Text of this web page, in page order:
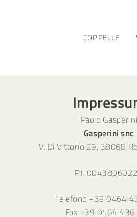
COPPELLE
Paolo Gasperini
Gasperini snc
V. Di Vittorio 29, 38068
P.I.
Telefono +39 0464
Fax +39 0464